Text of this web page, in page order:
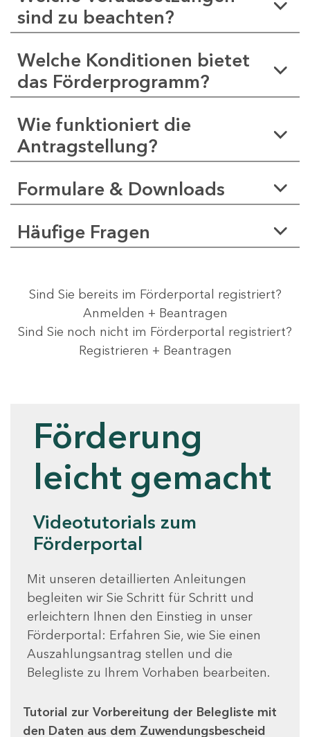
sind zu beachten?
Welche Konditionen bietet
das Förderprogramm?
Wie funktioniert die
Antragstellung?
Formulare & Downloads
Häufige Fragen
Sind Sie bereits im Förderportal registriert?
Anmelden + Beantragen
Sind Sie noch nicht im Förderportal registriert?
Registrieren + Beantragen
Förderung
leicht gemacht
Videotutorials zum
Förderportal
Mit unseren detaillierten Anleitungen
begleiten wir Sie Schritt für Schritt und
erleichtern Ihnen den Einstieg in unser
Förderportal: Erfahren Sie, wie Sie einen
Auszahlungsantrag stellen und die
Belegliste zu Ihrem Vorhaben bearbeiten.
Tutorial zur Vorbereitung der Belegliste mit
den Daten aus dem Zuwendungsbescheid